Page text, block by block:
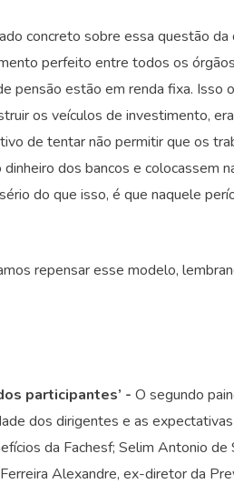
concreto sobre essa questão da
perfeito entre todos os
pensão estão em renda fixa. Isso
os veículos de investimento,
de tentar não permitir que os
dos bancos e colocassem
do que isso, é que naquele
repensar esse modelo,
participantes’ - O segundo
dos dirigentes e as
da Fachesf; Selim Antonio de
Alexandre, ex-diretor da